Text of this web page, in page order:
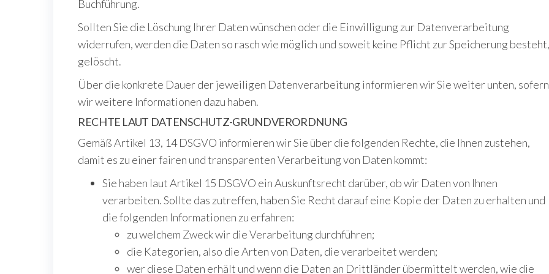
Buchführung.
Sollten Sie die Löschung Ihrer Daten wünschen oder die Einwilligung zur Datenverarbeitung
widerrufen, werden die Daten so rasch wie möglich und soweit keine Pflicht zur Speicherung besteht,
gelöscht.
Über die konkrete Dauer der jeweiligen Datenverarbeitung informieren wir Sie weiter unten, sofern
wir weitere Informationen dazu haben.
RECHTE LAUT DATENSCHUTZ-GRUNDVERORDNUNG
Gemäß Artikel 13, 14 DSGVO informieren wir Sie über die folgenden Rechte, die Ihnen zustehen,
damit es zu einer fairen und transparenten Verarbeitung von Daten kommt:
Sie haben laut Artikel 15 DSGVO ein Auskunftsrecht darüber, ob wir Daten von Ihnen
verarbeiten. Sollte das zutreffen, haben Sie Recht darauf eine Kopie der Daten zu erhalten und
die folgenden Informationen zu erfahren:
zu welchem Zweck wir die Verarbeitung durchführen;
die Kategorien, also die Arten von Daten, die verarbeitet werden;
wer diese Daten erhält und wenn die Daten an Drittländer übermittelt werden, wie die